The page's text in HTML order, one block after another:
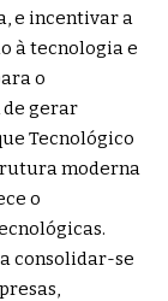
e incentivar a
à tecnologia e
o
gerar
Tecnológico
moderna
o
consolidar-se